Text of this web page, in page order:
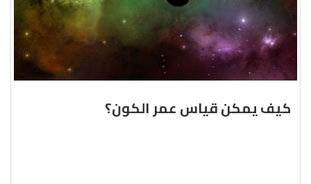
كيف يمكن قياس عمر الكون؟